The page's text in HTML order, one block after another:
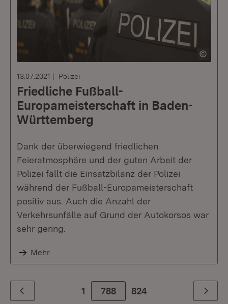
13.07.2021 Polizei
Friedliche Fußball-
Europameisterschaft in Baden-
Württemberg
Dank der überwiegend friedlichen
Feieratmosphäre und der guten Arbeit der
Polizei fällt die Einsatzbilanz der Polizei
während der Fußball-Europameisterschaft
positiv aus. Auch die Anzahl der
Verkehrsunfälle auf Grund der Autokorsos war
sehr gering.
Mehr
Zurück 1 788 Zur letzte Seite
824 Weiter